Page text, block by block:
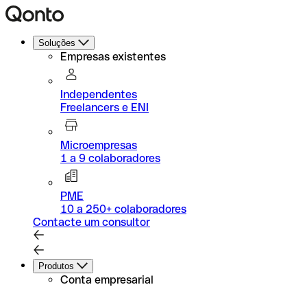
Soluções
Empresas existentes
Independentes
Freelancers e ENI
Microempresas
1 a 9 colaboradores
PME
10 a 250+ colaboradores
Contacte um consultor
Produtos
Conta empresarial